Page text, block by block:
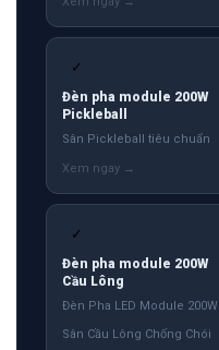
✓
Đèn pha module 200W
Pickleball
Sân Pickleball tiêu chuẩn
✓
Đèn pha module 200W
Cầu Lông
Đèn Pha LED Module 200W
Sân Cầu Lông Chống Chói